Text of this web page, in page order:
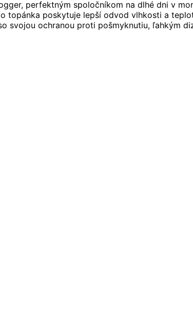
perfektným spoločníkom na dlhé dni v
topánka poskytuje lepší odvod vlhkosti a
svojou ochranou proti pošmyknutiu, ľahkým